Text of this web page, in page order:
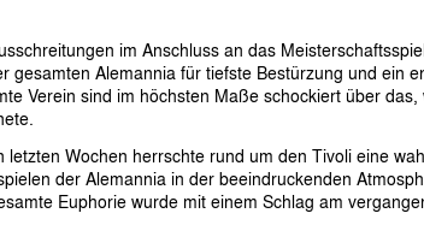
Symbolik am Tivoliim Anschluss an das
gesamten Alemannia für tiefste Bestürzung und ein
Verein sind im höchsten Maße schockiert über
letzten Wochen herrschte rund um den Tivoli eine
der Alemannia in der beeindruckenden
Euphorie wurde mit einem Schlag am